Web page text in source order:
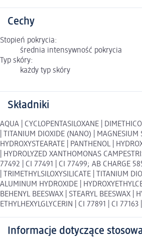
Cechy
Stopień pokrycia:
średnia intensywność pokrycia
Typ skóry:
każdy typ skóry
Składniki
AQUA | CYCLOPENTASILOXANE |
| TITANIUM DIOXIDE (NANO) | MAGNESIUM
HYDROXYSTEARATE | PANTHENOL |
| HYDROLYZED XANTHOMONAS
77492 | CI 77491 | CI 77499; AB CHARGE
| TRIMETHYLSILOXYSILICATE | TITANIUM
ALUMINUM HYDROXIDE |
BEHENYL BEESWAX | STEARYL BEESWAX |
ETHYLHEXYLGLYCERIN | CI 77891 | CI
Informacje dotyczące